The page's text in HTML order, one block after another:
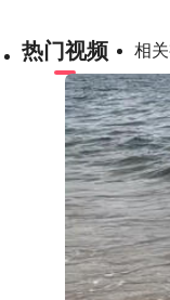
热门视频 相